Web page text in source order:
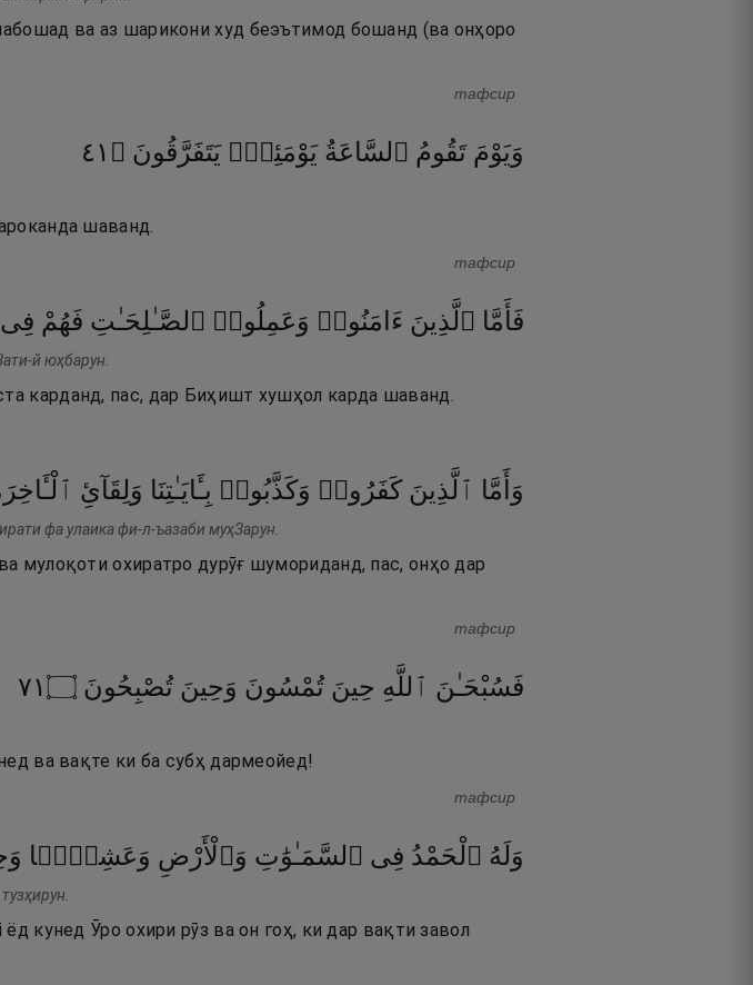
ва аз шарикони худ беэътимод бошанд (ва онҳоро
тафсир
وَيَوْمَ تَقُومُ ٱلسَّاعَةُ يَوْمَئِذٍۢ يَتَفَرَّقُونَ ۝ ١٤
шаванд.
тафсир
فَأَمَّا ٱلَّذِينَ ءَامَنُوا۟ وَعَمِلُوا۟ ٱلصَّـٰلِحَـٰتِ فَهُمْ فِى
й юҳбарун.
карданд, пас, дар Биҳишт хушҳол карда шаванд.
وَأَمَّا ٱلَّذِينَ كَفَرُوا۟ وَكَذَّبُوا۟ بِـَٔايَـٰتِنَا وَلِقَآئِ
фа улаика фи-л-ъазаби муҳЗарун.
мулоқоти охиратро дурӯғ шумориданд, пас, онҳо дар
тафсир
فَسُبْحَـٰنَ ٱللَّهِ حِينَ تُمْسُونَ وَحِينَ تُصْبِحُونَ ۝١٧
ва вақте ки ба субҳ дармеойед!
тафсир
وَلَهُ ٱلْحَمْدُ فِى ٱلسَّمَـٰوَٰتِ وَٱلْأَرْضِ وَعَشِيًّۭا
кунед Ӯро охири рӯз ва он гоҳ, ки дар вақти завол